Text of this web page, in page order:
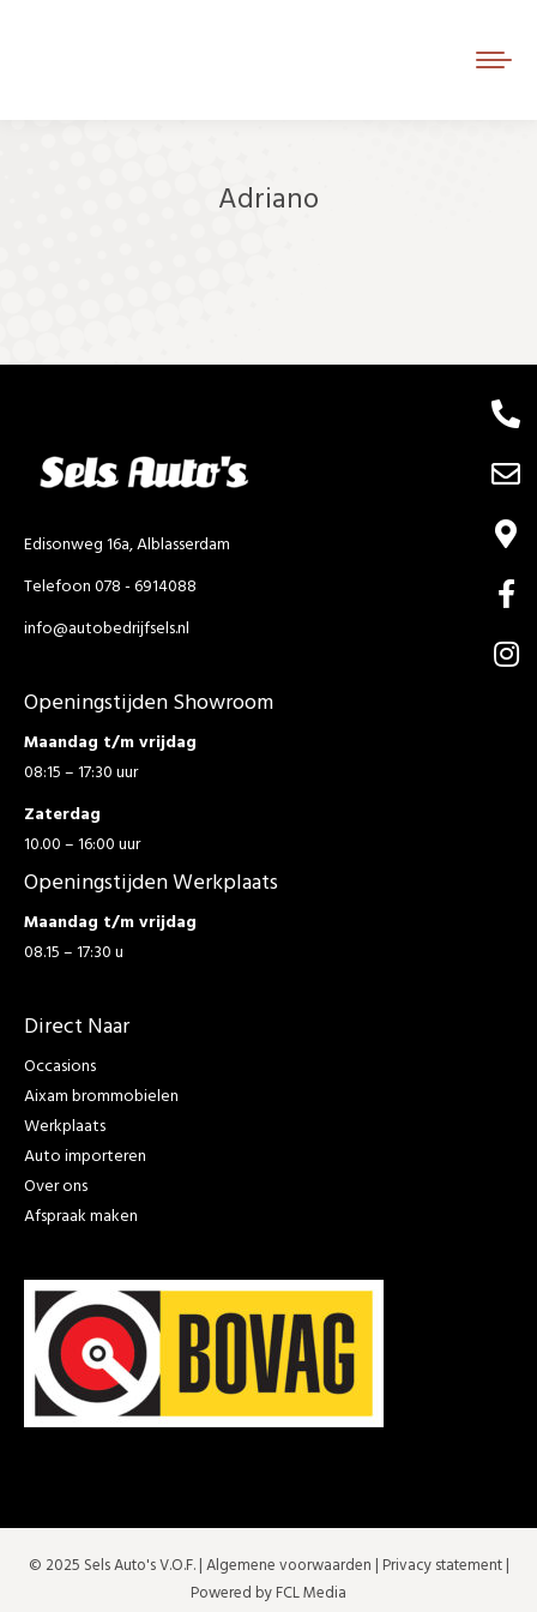
Adriano
Edisonweg 16a, Alblasserdam
Telefoon 078 - 6914088
info@autobedrijfsels.nl
Openingstijden Showroom
Maandag t/m vrijdag
08:15 – 17:30 uur
Zaterdag
10.00 – 16:00 uur
Openingstijden Werkplaats
Maandag t/m vrijdag
08.15 – 17:30 u
Direct Naar
Occasions
Aixam brommobielen
Werkplaats
Auto importeren
Over ons
Afspraak maken
© 2025 Sels Auto's V.O.F. |Algemene voorwaarden | Privacy statement|
Powered by FCL Media